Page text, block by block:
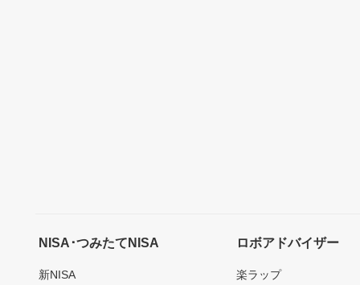
NISA･つみたてNISA
新NISA
ロボアドバイザー
楽ラップ